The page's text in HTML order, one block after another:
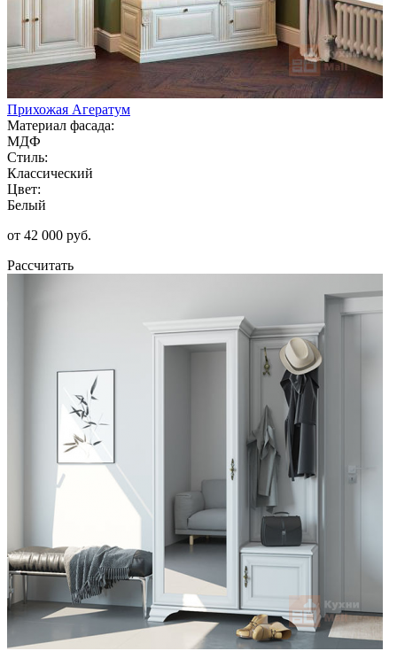
Прихожая Агератум
Материал фасада:
МДФ
Стиль:
Классический
Цвет:
Белый
от 42 000 руб.
Рассчитать